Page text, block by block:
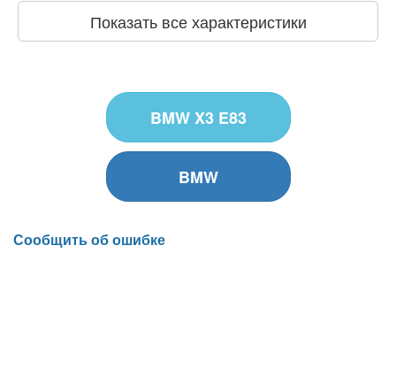
Показать все характеристики
BMW X3 E83
BMW
Сообщить об ошибке